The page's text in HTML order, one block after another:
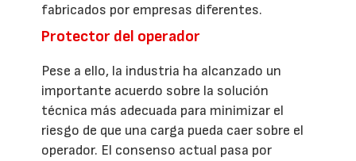
fabricados por empresas diferentes.
Protector del operador
Pese a ello, la industria ha alcanzado un
importante acuerdo sobre la solución
técnica más adecuada para minimizar el
riesgo de que una carga pueda caer sobre el
operador. El consenso actual pasa por